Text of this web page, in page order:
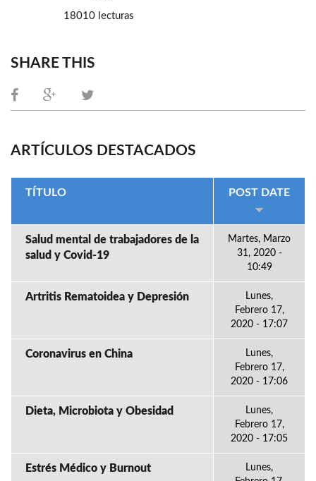
18010 lecturas
SHARE THIS
ARTÍCULOS DESTACADOS
TÍTULO POST DATE
Salud mental de trabajadores de la
salud y Covid-19
Martes, Marzo
31, 2020 -
10:49
Artritis Rematoidea y Depresión
Lunes,
Febrero 17,
2020 - 17:07
Coronavirus en China
Lunes,
Febrero 17,
2020 - 17:06
Dieta, Microbiota y Obesidad
Lunes,
Febrero 17,
2020 - 17:05
Estrés Médico y Burnout
Lunes,